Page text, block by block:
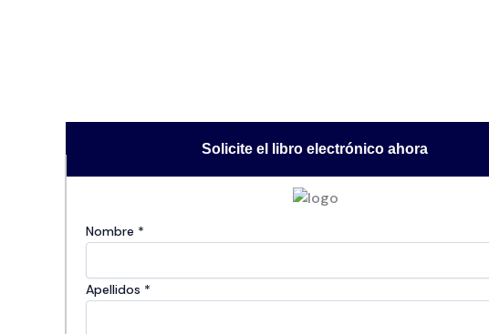
Solicite el libro electrónico ahora
Nombre *
Apellidos *